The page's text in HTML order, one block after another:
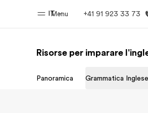
Menu
IT +41 91 923 33 73
Homepage
Risorse per imparare
Panoramica Grammatica Inglese